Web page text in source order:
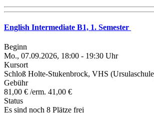
English Intermediate B1, 1. Semester
Beginn
Mo., 07.09.2026, 18:00 - 19:30 Uhr
Kursort
Schloß Holte-Stukenbrock, VHS
Gebühr
81,00 € /erm. 41,00 €
Status
Es sind noch 8 Plätze frei